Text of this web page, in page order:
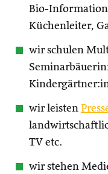
Bio-
Küchenleiter,
wir schulen
wir leisten
TV etc.
wir stehen